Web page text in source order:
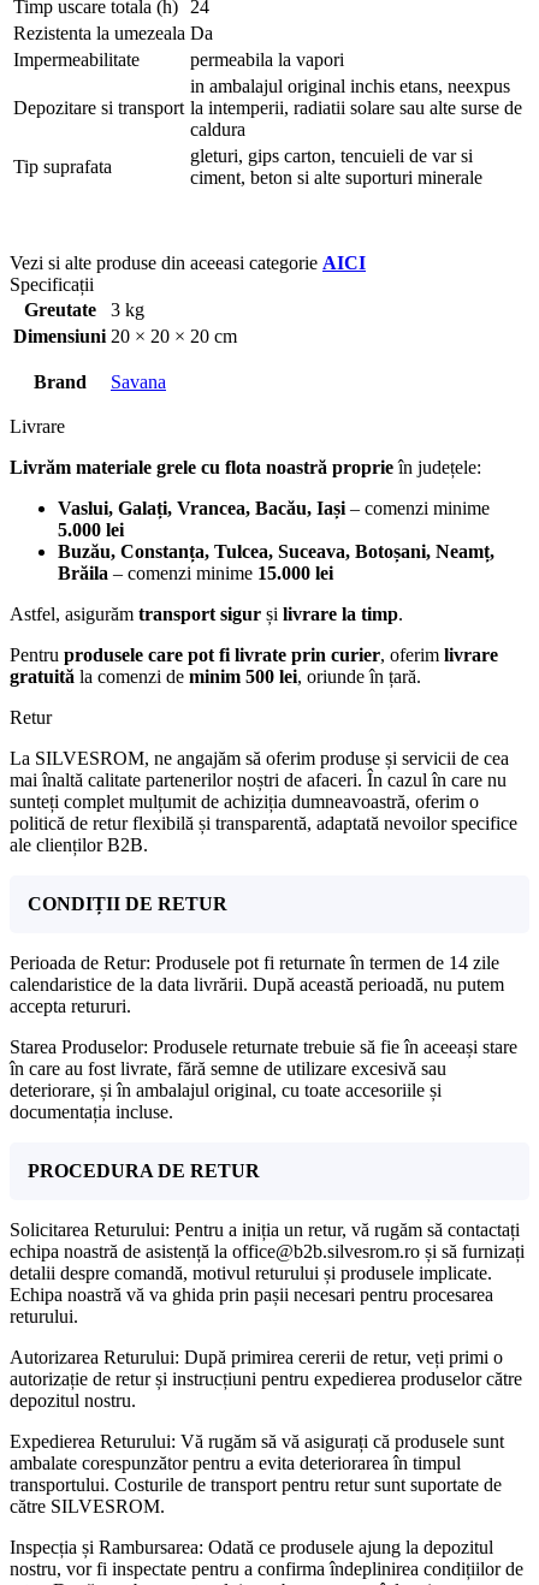
Timp uscare totala (h) 24
Rezistenta la umezeala Da
Impermeabilitate
permeabila la vapori
Depozitare si transport
in ambalajul original inchis etans, neexpus
la intemperii, radiatii solare sau alte surse de
caldura
Tip suprafata
gleturi, gips carton, tencuieli de var si
ciment, beton si alte suporturi minerale
Vezi si alte produse din aceeasi categorie AICI
Specificații
Greutate
3 kg
Dimensiuni 20 × 20 × 20 cm
Brand Savana
Livrare
Livrăm materiale grele cu flota noastră proprieîn județele:
Vaslui, Galați, Vrancea, Bacău, Iași– comenzi minime
5.000 lei
Buzău, Constanța, Tulcea, Suceava, Botoșani, Neamț,
Brăila – comenzi minime 15.000 lei
Astfel, asigurăm transport sigur și livrare la timp.
Pentru produsele care pot fi livrate prin curier, oferim livrare
gratuită la comenzi de minim 500 lei, oriunde în țară.
Retur
La SILVESROM, ne angajăm să oferim produse și servicii de cea
mai înaltă calitate partenerilor noștri de afaceri. În cazul în care nu
sunteți complet mulțumit de achiziția dumneavoastră, oferim o
politică de retur flexibilă și transparentă, adaptată nevoilor specifice
ale clienților B2B.
CONDIȚII DE RETUR
Perioada de Retur: Produsele pot fi returnate în termen de 14 zile
calendaristice de la data livrării. După această perioadă, nu putem
accepta retururi.
Starea Produselor: Produsele returnate trebuie să fie în aceeași stare
în care au fost livrate, fără semne de utilizare excesivă sau
deteriorare, și în ambalajul original, cu toate accesoriile și
documentația incluse.
PROCEDURA DE RETUR
Solicitarea Returului: Pentru a iniția un retur, vă rugăm să contactați
echipa noastră de asistență la office@b2b.silvesrom.ro și să furnizați
detalii despre comandă, motivul returului și produsele implicate.
Echipa noastră vă va ghida prin pașii necesari pentru procesarea
returului.
Autorizarea Returului: După primirea cererii de retur, veți primi o
autorizație de retur și instrucțiuni pentru expedierea produselor către
depozitul nostru.
Expedierea Returului: Vă rugăm să vă asigurați că produsele sunt
ambalate corespunzător pentru a evita deteriorarea în timpul
transportului. Costurile de transport pentru retur sunt suportate de
către SILVESROM.
Inspecția și Rambursarea: Odată ce produsele ajung la depozitul
nostru, vor fi inspectate pentru a confirma îndeplinirea condițiilor de